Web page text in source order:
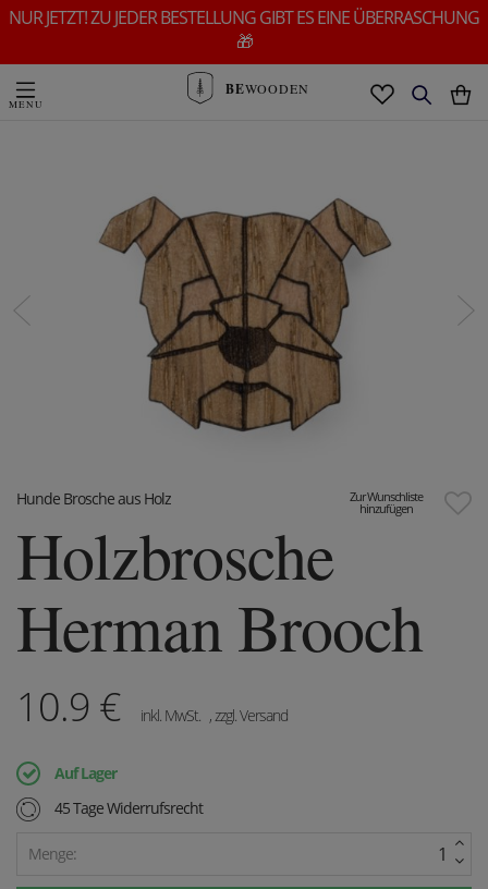
NUR JETZT! ZU JEDER BESTELLUNG GIBT ES EINE ÜBERRASCHUNG
🎁
BEWOODEN
Zur Wunschliste
hinzufügen
Hunde Brosche aus Holz
Holzbrosche
Herman Brooch
10.9 € inkl. MwSt. , zzgl. Versand
Auf Lager
45 Tage Widerrufsrecht
Menge: